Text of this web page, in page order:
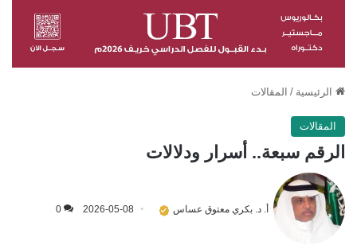
الرئيسية / المقالات
المقالات
الرقم سبعة.. أسرار ودلالات
أ. د. بكري معتوق عساس 2026-05-08
0